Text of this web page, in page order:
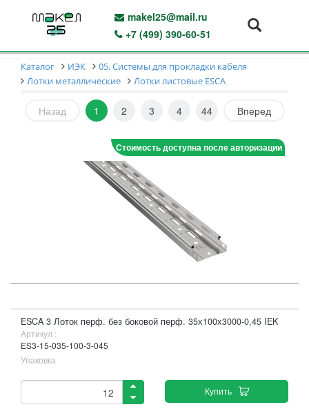
makel25@mail.ru
+7 (499) 390-60-51
Каталог ИЭК
05. Системы для прокладки кабеля
Лотки металлические
Лотки листовые ESCA
Назад 1 2 3 4 44 Вперед
Стоимость доступна после авторизации
ESCA 3 Лоток перф. без боковой перф. 35х100х3000-0,45 IEK
Артикул :
ES3-15-035-100-3-045
Упаковка
Купить